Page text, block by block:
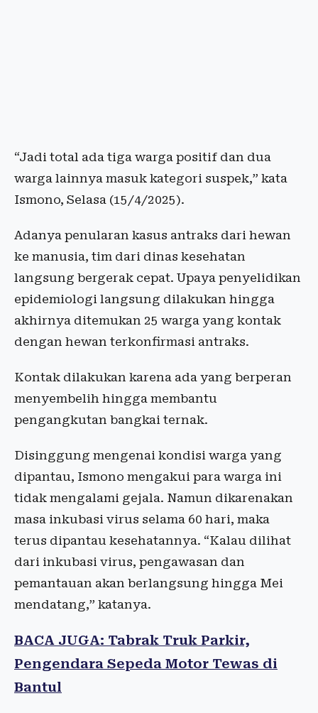
“Jadi total ada tiga warga positif dan dua
warga lainnya masuk kategori suspek,” kata
Ismono, Selasa (15/4/2025).
Adanya penularan kasus antraks dari hewan
ke manusia, tim dari dinas kesehatan
langsung bergerak cepat. Upaya penyelidikan
epidemiologi langsung dilakukan hingga
akhirnya ditemukan 25 warga yang kontak
dengan hewan terkonfirmasi antraks.
Kontak dilakukan karena ada yang berperan
menyembelih hingga membantu
pengangkutan bangkai ternak.
Disinggung mengenai kondisi warga yang
dipantau, Ismono mengakui para warga ini
tidak mengalami gejala. Namun dikarenakan
masa inkubasi virus selama 60 hari, maka
terus dipantau kesehatannya. “Kalau dilihat
dari inkubasi virus, pengawasan dan
pemantauan akan berlangsung hingga Mei
mendatang,” katanya.
BACA JUGA: Tabrak Truk Parkir,
Pengendara Sepeda Motor Tewas di
Bantul